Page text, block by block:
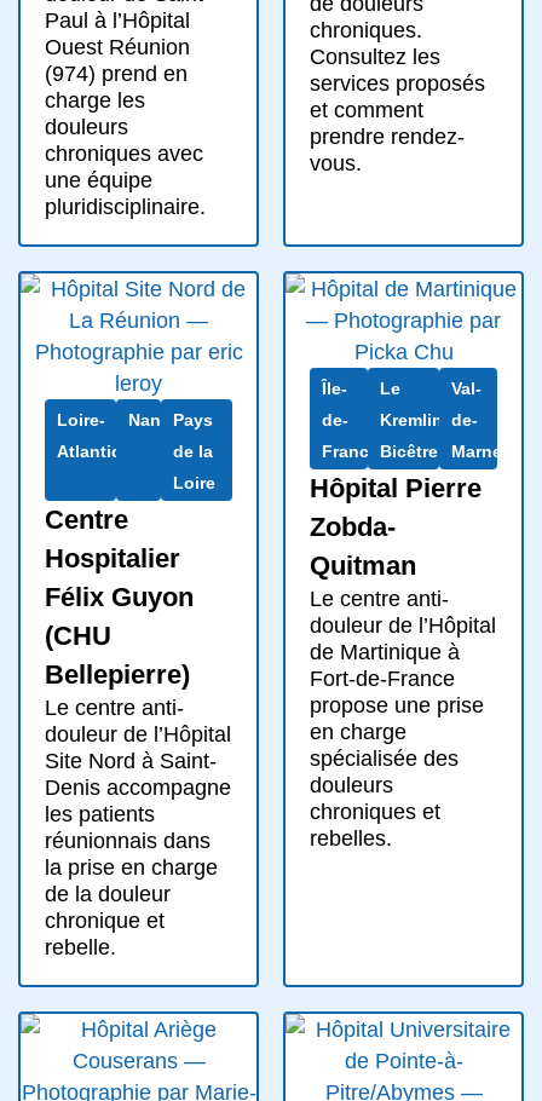
Paul à l’Hôpital
Ouest Réunion
(974) prend en
charge les
douleurs
chroniques avec
une équipe
pluridisciplinaire.
chroniques.
Consultez les
services proposés
et comment
prendre rendez-
vous.
Loire-
Atlantique
NantesPays
de la
Loire
Centre
Hospitalier
Félix Guyon
(CHU
Bellepierre)
Le centre anti-
douleur de l’Hôpital
Site Nord à Saint-
Denis accompagne
les patients
réunionnais dans
la prise en charge
de la douleur
chronique et
rebelle.
Île-
de-
France
Le
Kremlin-
Bicêtre
Val-
de-
Marne
Hôpital Pierre
Zobda-
Quitman
Le centre anti-
douleur de l’Hôpital
de Martinique à
Fort-de-France
propose une prise
en charge
spécialisée des
douleurs
chroniques et
rebelles.